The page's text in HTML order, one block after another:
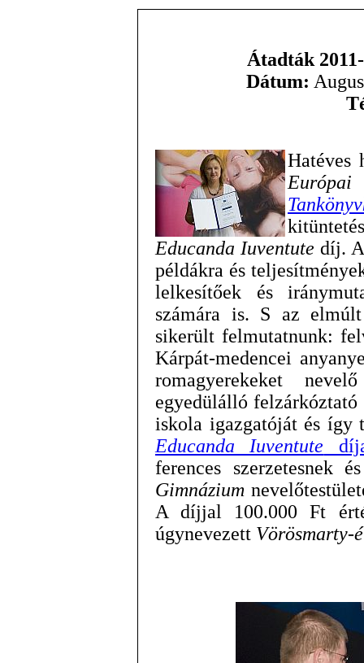
Átadták
Dátum:
Hatéves
Educanda Iuventute díj.
példákra és
lelkesítőek és
számára is. S az
sikerült felmutatnunk:
Kárpát-medencei
romagyerekeket
egyedülálló
iskola igazgatóját és
Educanda Iuventute
ferences szerzetesnek
Gimnázium
A díjjal 100.000 Ft
úgynevezett Vörösmarty-